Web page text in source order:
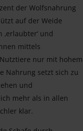
der Wolfsnahrung
auf der Weide
und
mittels
nur mit hohem
Nahrung setzt sich zu
und
mehr als in allen
klar.